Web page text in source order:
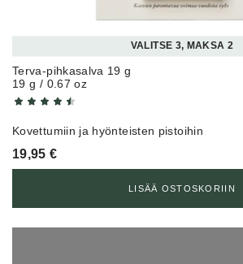
VALITSE 3, MAKSA 2
Terva-pihkasalva 19 g
19 g / 0.67 oz
Kovettumiin ja hyönteisten pistoihin
19,95€
LISÄÄ OSTOSKORIIN